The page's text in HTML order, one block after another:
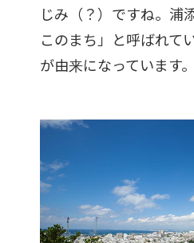
じみ（？）ですね。浦
このまち」と呼ばれて
が由来になっています。